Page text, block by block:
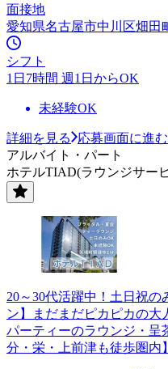
面接地
愛知県名古屋市中川区畑田
シフト
1日7時間 週1日からOK
未経験OK
詳細を見る
応募画面に進む
アルバイト・パート
ホテルTIAD(ラウンジサー
20～30代活躍中！土日祝の
ン】まだまだピカピカの大
パーティーのラウンジ・呈
分・栄・上前津も徒歩圏内】